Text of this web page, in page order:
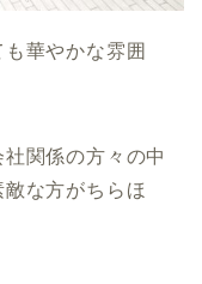
華やかな雰囲
関係の方々の中
な方がちらほ